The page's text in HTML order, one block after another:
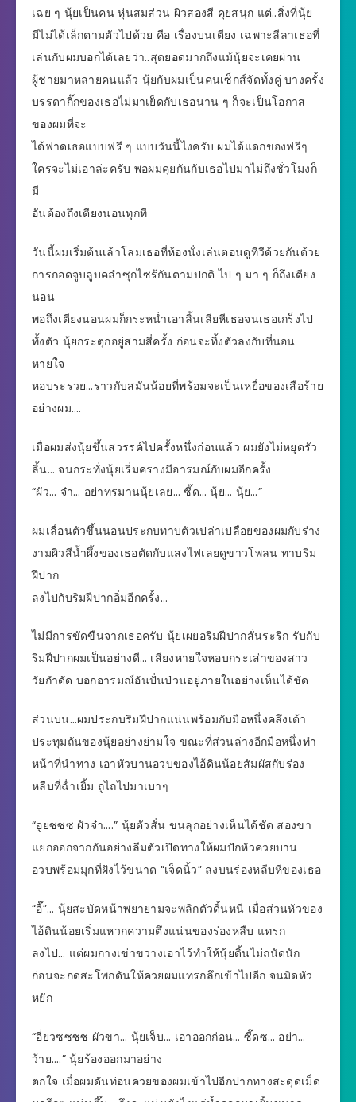
เฉย ๆ นุ้ยเป็นคน หุ่นสมส่วน ผิวสองสี คุยสนุก แต่..สิ่งที่นุ้ย
มีไม่ได้เล็กตามตัวไปด้วย คือ เรื่องบนเตียง เฉพาะลีลาเธอที่
เล่นกับผมบอกได้เลยว่า..สุดยอดมากถึงแม้นุ้ยจะเคยผ่าน
ผู้ชายมาหลายคนแล้ว นุ้ยกับผมเป็นคนเซ็กส์จัดทั้งคู่ บางครั้ง
บรรดากิ๊กของเธอไม่มาเย็ดกับเธอนาน ๆ ก็จะเป็นโอกาส
ของผมที่จะ
ได้ฟาดเธอแบบฟรี ๆ แบบวันนี้ไงครับ ผมได้แดกของฟรีๆ
ใครจะไม่เอาล่ะครับ พอผมคุยกันกับเธอไปมาไม่ถึงชั่วโมงก็
มี
อันต้องถึงเตียงนอนทุกที
วันนี้ผมเริ่มต้นเล้าโลมเธอที่ห้องนั่งเล่นตอนดูทีวีด้วยกันด้วย
การกอดจูบลูบคลำซุกไซร้กันตามปกติ ไป ๆ มา ๆ ก็ถึงเตียง
นอน
พอถึงเตียงนอนผมก็กระหน่ำเอาลิ้นเลียหีเธอจนเธอเกร็งไป
ทั้งตัว นุ้ยกระตุกอยู่สามสี่ครั้ง ก่อนจะทิ้งตัวลงกับที่นอน
หายใจ
หอบระรวย…ราวกับสมันน้อยที่พร้อมจะเป็นเหยื่อของเสือร้าย
อย่างผม….
เมื่อผมส่งนุ้ยขึ้นสวรรค์ไปครั้งหนึ่งก่อนแล้ว ผมยังไม่หยุดรัว
ลิ้น… จนกระทั่งนุ้ยเริ่มครางมีอารมณ์กับผมอีกครั้ง
“ผัว… จ๋า… อย่าทรมานนุ้ยเลย… ซี๊ด… นุ้ย… นุ้ย…”
ผมเลื่อนตัวขึ้นนอนประกบทาบตัวเปล่าเปลือยของผมกับร่าง
งามผิวสีน้ำผึ้งของเธอตัดกับแสงไฟเลยดูขาวโพลน ทาบริม
ฝีปาก
ลงไปกับริมฝีปากอิ่มอีกครั้ง…
ไม่มีการขัดขืนจากเธอครับ นุ้ยเผยอริมฝีปากสั่นระริก รับกับ
ริมฝีปากผมเป็นอย่างดี… เสียงหายใจหอบกระเส่าของสาว
วัยกำดัด บอกอารมณ์อันปั่นป่วนอยู่ภายในอย่างเห็นได้ชัด
ส่วนบน…ผมประกบริมฝีปากแน่นพร้อมกับมือหนึ่งคลึงเต้า
ประทุมถันของนุ้ยอย่างย่ามใจ ขณะที่ส่วนล่างอีกมือหนึ่งทำ
หน้าที่นำทาง เอาหัวบานอวบของไอ้ดินน้อยสัมผัสกับร่อง
หลืบที่ฉ่ำเยิ้ม ถูไถไปมาเบาๆ
“อูยซซซ ผัวจ๋า….” นุ้ยตัวสั่น ขนลุกอย่างเห็นได้ชัด สองขา
แยกออกจากกันอย่างลืมตัวเปิดทางให้ผมปักหัวควยบาน
อวบพร้อมมุกที่ฝังไว้ขนาด “เจ็ดนิ้ว” ลงบนร่องหลืบหีของเธอ
“อื๊”… นุ้ยสะบัดหน้าพยายามจะพลิกตัวดิ้นหนี เมื่อส่วนหัวของ
ไอ้ดินน้อยเริ่มแหวกความตึงแน่นของร่องหลืบ แทรก
ลงไป… แต่ผมกางเข่าขวางเอาไว้ทำให้นุ้ยดิ้นไม่ถนัดนัก
ก่อนจะกดสะโพกดันให้ควยผมแทรกลึกเข้าไปอีก จนมิดหัว
หยัก
“อี๋ยวซซซซ ผัวขา… นุ้ยเจ็บ… เอาออกก่อน… ซี๊ดซ… อย่า…
ว้าย….” นุ้ยร้องออกมาอย่าง
ตกใจ เมื่อผมดันท่อนควยของผมเข้าไปอีกปากทางสะดุดเม็ด